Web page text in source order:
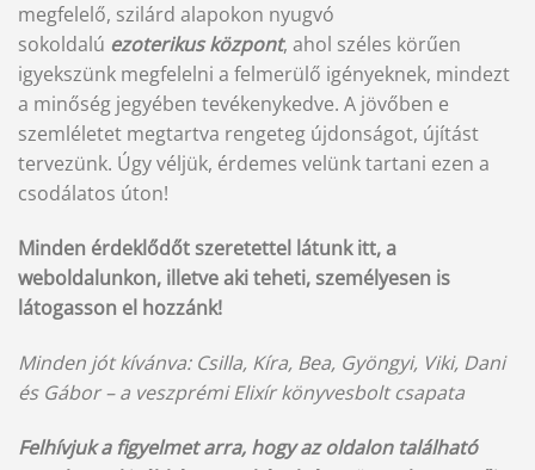
megfelelő, szilárd alapokon nyugvó
sokoldalú ezoterikus központ, ahol széles körűen
igyekszünk megfelelni a felmerülő igényeknek, mindezt
a minőség jegyében tevékenykedve. A jövőben e
szemléletet megtartva rengeteg újdonságot, újítást
tervezünk. Úgy véljük, érdemes velünk tartani ezen a
csodálatos úton!
Minden érdeklődőt szeretettel látunk itt, a
weboldalunkon, illetve aki teheti, személyesen is
látogasson el hozzánk!
Minden jót kívánva: Csilla, Kíra, Bea, Gyöngyi, Viki, Dani
és Gábor – a veszprémi Elixír könyvesbolt csapata
Felhívjuk a figyelmet arra, hogy az oldalon található